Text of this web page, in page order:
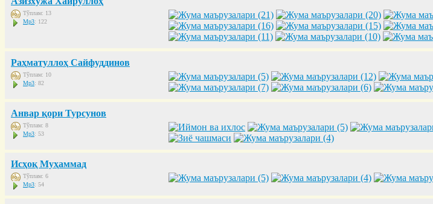
Тўплам: 13
Mp3: 122
Раҳматуллоҳ Сайфуддинов
Тўплам: 10
Mp3: 82
Анвар қори Турсунов
Тўплам: 8
Mp3: 53
Исҳоқ Муҳаммад
Тўплам: 6
Mp3: 54